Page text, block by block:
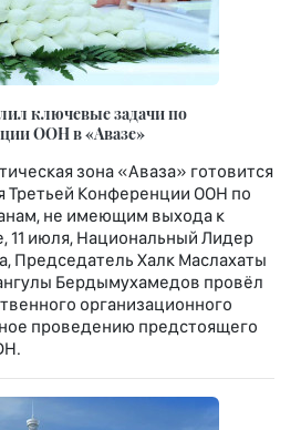
ключевые задачи по
ООН в «Авазе»
зона «Аваза» готовится
Третьей Конференции ООН по
не имеющим выхода к
11 июля, Национальный Лидер
Председатель Халк Маслахаты
Бердымухамедов провёл
организационного
проведению предстоящего